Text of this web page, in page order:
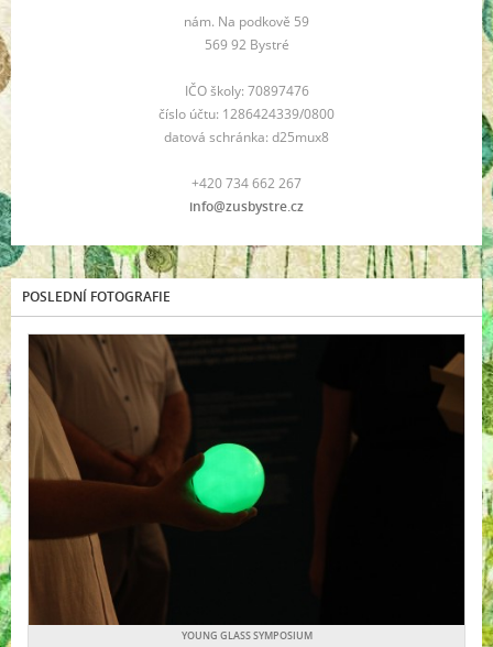
nám. Na podkově 59
569 92 Bystré
IČO školy: 70897476
číslo účtu: 1286424339/0800
datová schránka: d25mux8
+420 734 662 267
info@zusbystre.cz
POSLEDNÍ FOTOGRAFIE
YOUNG GLASS SYMPOSIUM